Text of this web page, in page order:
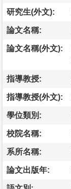
研究生(外文):
論文名稱:
論文名稱(外文):
指導教授:
指導教授(外文):
學位類別:
校院名稱:
系所名稱:
論文出版年: